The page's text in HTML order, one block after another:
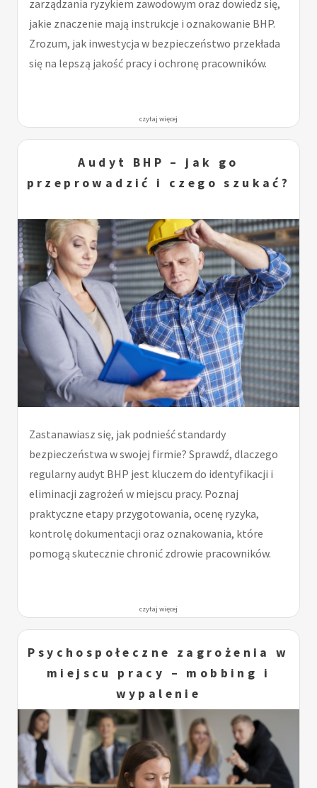
zarządzania ryzykiem zawodowym oraz dowiedz się,
jakie znaczenie mają instrukcje i oznakowanie BHP.
Zrozum, jak inwestycja w bezpieczeństwo przekłada
się na lepszą jakość pracy i ochronę pracowników.
czytaj więcej
Audyt BHP – jak go
przeprowadzić i czego szukać?
Zastanawiasz się, jak podnieść standardy
bezpieczeństwa w swojej firmie? Sprawdź, dlaczego
regularny audyt BHP jest kluczem do identyfikacji i
eliminacji zagrożeń w miejscu pracy. Poznaj
praktyczne etapy przygotowania, ocenę ryzyka,
kontrolę dokumentacji oraz oznakowania, które
pomogą skutecznie chronić zdrowie pracowników.
czytaj więcej
Psychospołeczne zagrożenia w
miejscu pracy – mobbing i
wypalenie